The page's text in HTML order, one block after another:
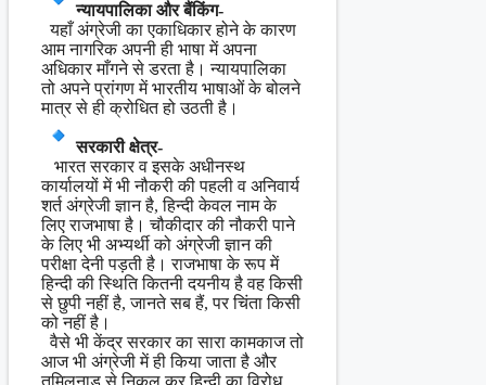
न्यायपालिका और बैंकिंग-
यहाँ अंग्रेजी का एकाधिकार होने के कारण
आम नागरिक अपनी ही भाषा में अपना
अधिकार माँगने से डरता है। न्यायपालिका
तो अपने प्रांगण में भारतीय भाषाओं के बोलने
मात्र से ही क्रोधित हो उठती है।
सरकारी क्षेत्र-
भारत सरकार व इसके अधीनस्थ
कार्यालयों में भी नौकरी की पहली व अनिवार्य
शर्त अंग्रेजी ज्ञान है, हिन्दी केवल नाम के
लिए राजभाषा है। चौकीदार की नौकरी पाने
के लिए भी अभ्यर्थी को अंग्रेजी ज्ञान की
परीक्षा देनी पड़ती है। राजभाषा के रूप में
हिन्दी की स्थिति कितनी दयनीय है वह किसी
से छुपी नहीं है, जानते सब हैं, पर चिंता किसी
को नहीं है।
वैसे भी केंद्र सरकार का सारा कामकाज तो
आज भी अंग्रेजी में ही किया जाता है और